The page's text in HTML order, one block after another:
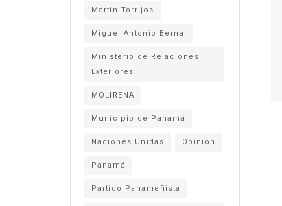
Martin Torrijos
Miguel Antonio Bernal
Ministerio de Relaciones
Exteriores
MOLIRENA
Municipio de Panamá
Naciones Unidas Opinión
Panamá
Partido Panameñista